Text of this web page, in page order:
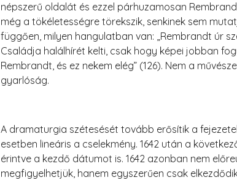
népszerű oldalát és ezzel párhuzamosan
még a tökéletességre törekszik, senkinek sem
függően, milyen hangulatban van: „Rembrandt úr
Családja halálhírét kelti, csak hogy képei jobban
Rembrandt, és ez nekem elég” (126). Nem a
gyarlóság.
A dramaturgia szétesését tovább erősítik a
esetben lineáris a cselekmény. 1642 után a
érintve a kezdő dátumot is. 1642 azonban nem
megfigyelhetjük, hanem egyszerűen csak